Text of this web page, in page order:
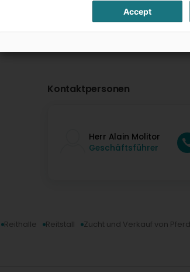
Kontaktpersonen
Herr Alain Molitor
Geschäftsführer
Reithalle Reitstall Zucht und Verkauf von
Accept